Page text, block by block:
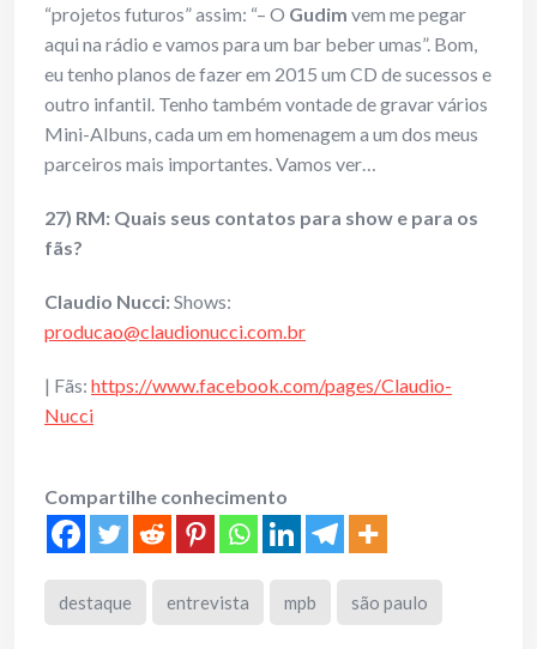
“projetos futuros” assim: “– O Gudim vem me pegar
aqui na rádio e vamos para um bar beber umas”. Bom,
eu tenho planos de fazer em 2015 um CD de sucessos e
outro infantil. Tenho também vontade de gravar vários
Mini-Albuns, cada um em homenagem a um dos meus
parceiros mais importantes. Vamos ver…
27) RM: Quais seus contatos para show e para os
fãs?
Claudio Nucci:Shows:
producao@claudionucci.com.br
| Fãs: https://www.facebook.com/pages/Claudio-
Nucci
Compartilhe conhecimento
destaque entrevista mpb são paulo